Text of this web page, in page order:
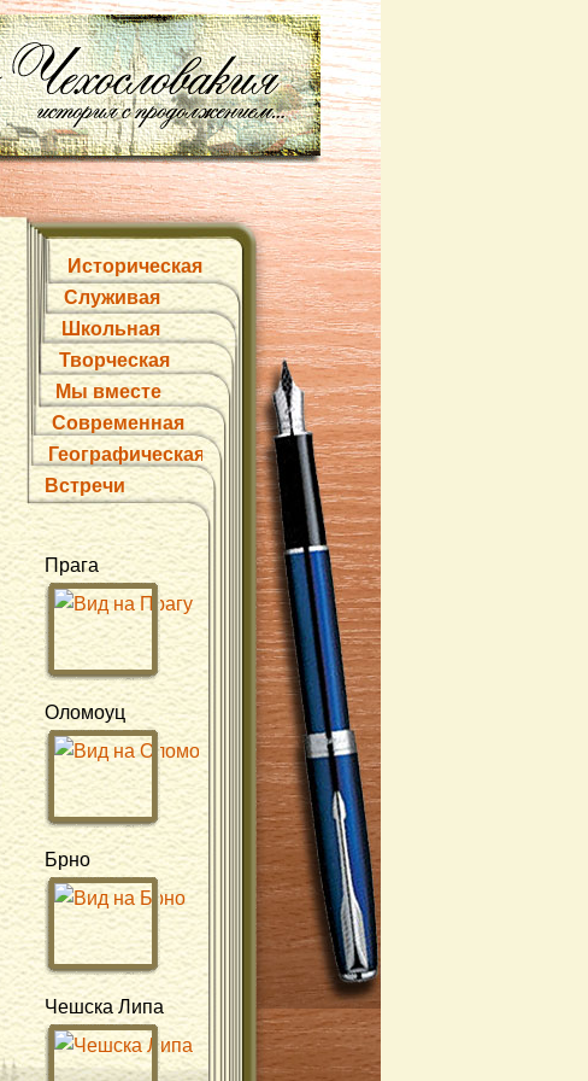
Историческая
Служивая
Школьная
Творческая
Мы вместе
Современная
Географическая
Встречи
Прага
Оломоуц
Брно
Чешска Липа